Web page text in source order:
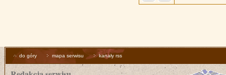
do góry mapa serwisu kanały rss